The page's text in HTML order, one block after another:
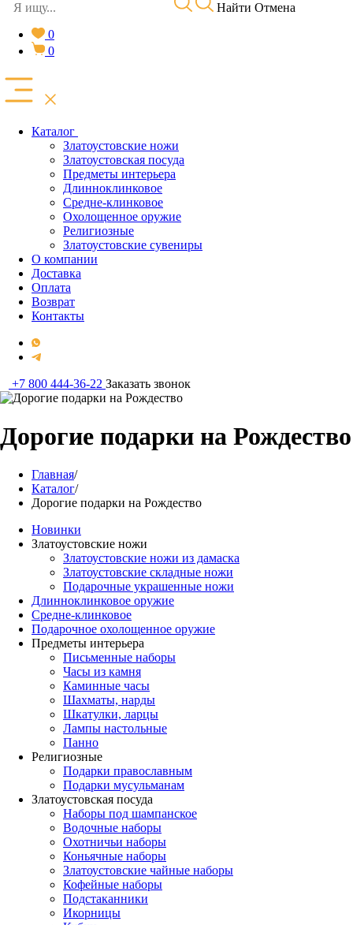
Найти Отмена
0
0
Каталог
Златоустовские ножи
Златоустовская посуда
Предметы интерьера
Длинноклинковое
Средне-клинковое
Охолощенное оружие
Религиозные
Златоустовские сувениры
О компании
Доставка
Оплата
Возврат
Контакты
+7 800 444-36-22 Заказать звонок
Дорогие подарки на Рождество
Главная/
Каталог/
Дорогие подарки на Рождество
Новинки
Златоустовские ножи
Златоустовские ножи из дамаска
Златоустовские складные ножи
Подарочные украшенные ножи
Длинноклинковое оружие
Средне-клинковое
Подарочное охолощенное оружие
Предметы интерьера
Письменные наборы
Часы из камня
Каминные часы
Шахматы, нарды
Шкатулки, ларцы
Лампы настольные
Панно
Религиозные
Подарки православным
Подарки мусульманам
Златоустовская посуда
Наборы под шампанское
Водочные наборы
Охотничьи наборы
Коньячные наборы
Златоустовские чайные наборы
Кофейные наборы
Подстаканники
Икорницы